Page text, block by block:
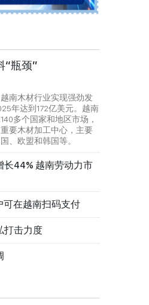
“瓶颈”
南木材行业实现强劲发
年达到172亿美元。越南
多个国家和地区市场，
要木材加工中心，主要
、欧盟和韩国等。
长44% 越南劳动力市
可在越南扫码支付
打击力度